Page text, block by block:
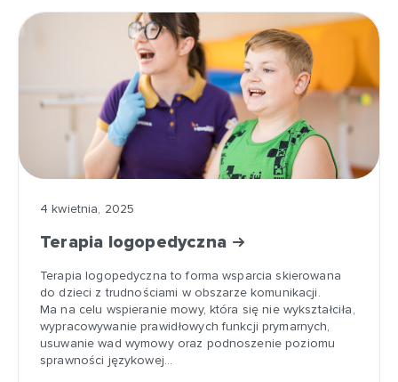
4 kwietnia, 2025
Terapia logopedyczna
Terapia logopedyczna to forma wsparcia skierowana
do dzieci z trudnościami w obszarze komunikacji.
Ma na celu wspieranie mowy, która się nie wykształciła,
wypracowywanie prawidłowych funkcji prymarnych,
usuwanie wad wymowy oraz podnoszenie poziomu
sprawności językowej…